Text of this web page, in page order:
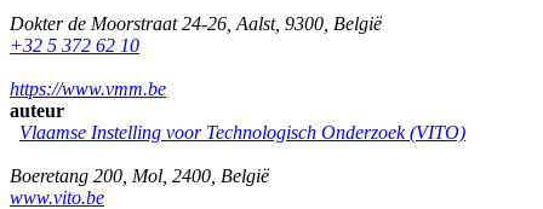
Dokter de Moorstraat 24-26 Aalst, 9300 België
+32 5 372 62 10
https://www.vmm.be
auteur
Vlaamse Instelling voor Technologisch Onderzoek (VITO)
Boeretang 200 Mol 2400 België
www.vito.be